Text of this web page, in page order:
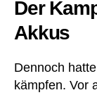
Der
Akkus
Dennoch
kämpfen. Vor